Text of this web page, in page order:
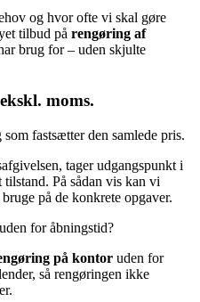
og hvor ofte vi skal gøre
tilbud på rengøring af
brug for – uden skjulte
moms.
fastsætter den samlede pris.
tager udgangspunkt i
På sådan vis kan vi
på de konkrete opgaver.
for åbningstid?
på kontor uden for
så rengøringen ikke